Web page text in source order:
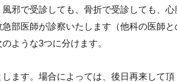
邪で受診しても、骨折で受診しても、心
部医師が診察いたします（他科の医師と
ような3つに分けます。
ます。場合によっては、後日再来して頂